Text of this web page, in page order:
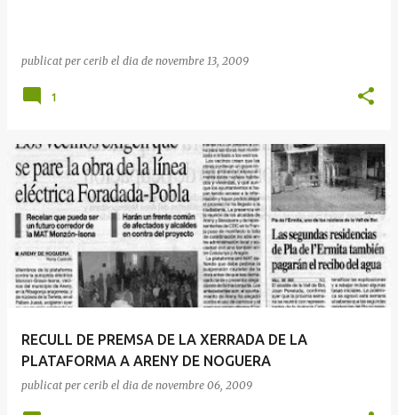
publicat per cerib el dia de novembre 13, 2009
1
RECULL DE PREMSA DE LA XERRADA DE LA
PLATAFORMA A ARENY DE NOGUERA
publicat per cerib el dia de novembre 06, 2009